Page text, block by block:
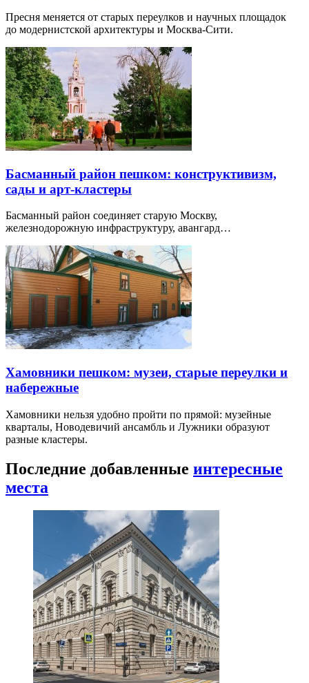
Пресня меняется от старых переулков и научных площадок
до модернистской архитектуры и Москва-Сити.
Басманный район пешком: конструктивизм,
сады и арт-кластеры
Басманный район соединяет старую Москву,
железнодорожную инфраструктуру, авангард…
Хамовники пешком: музеи, старые переулки и
набережные
Хамовники нельзя удобно пройти по прямой: музейные
кварталы, Новодевичий ансамбль и Лужники образуют
разные кластеры.
Последние добавленные интересные
места